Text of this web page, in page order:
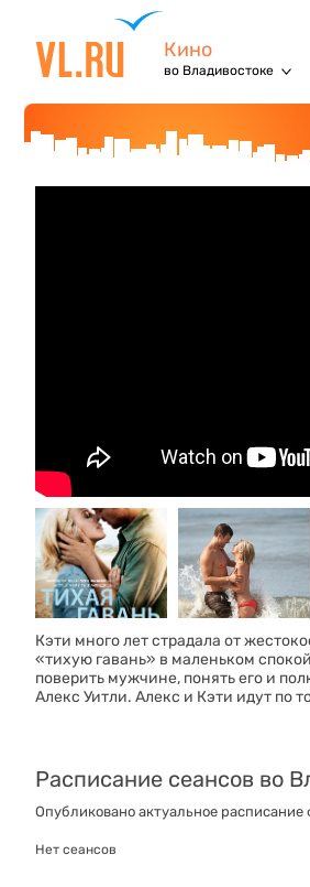
Кино
во Владивостоке
Кэти много лет страдала от
«тихую гавань» в маленьком
поверить мужчине, понять его и
Алекс Уитли. Алекс и Кэти идут по
Расписание сеансов во
Опубликовано актуальное
Нет сеансов